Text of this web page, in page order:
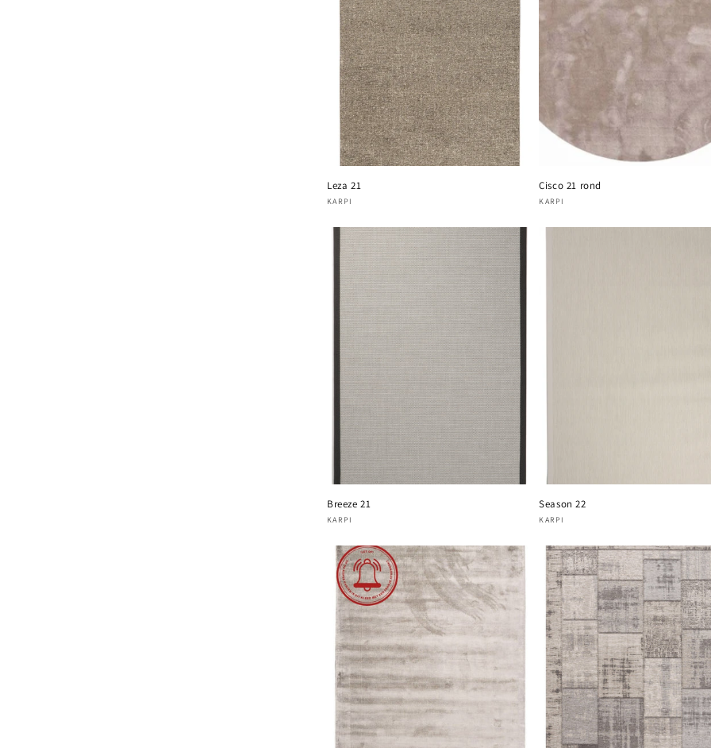
Leza 21
Verkoper:
KARPI
Cisco 21 rond
Verkoper:
KARPI
Breeze 21
Verkoper:
KARPI
Season 22
Verkoper:
KARPI